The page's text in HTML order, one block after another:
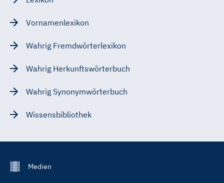
Vornamenlexikon
Wahrig Fremdwörterlexikon
Wahrig Herkunftswörterbuch
Wahrig Synonymwörterbuch
Wissensbibliothek
FooterMedien